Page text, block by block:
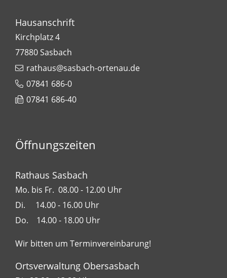
Hausanschrift
Kirchplatz 4
77880Sasbach
rathaus@sasbach-ortenau.de
07841 686-0
07841 686-40
Öffnungszeiten
Rathaus Sasbach
Mo. bis Fr. 08.00 - 12.00 Uhr
Di. 14.00 - 16.00 Uhr
Do. 14.00 - 18.00 Uhr
Wir bitten um Terminvereinbarung!
Ortsverwaltung Obersasbach